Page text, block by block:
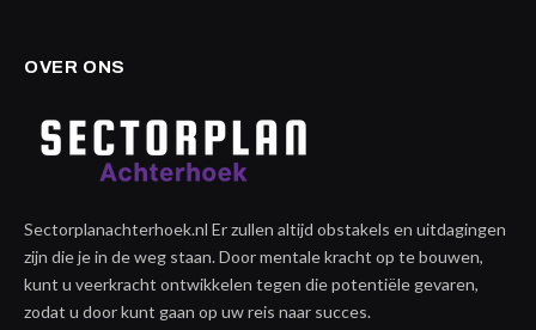
OVER ONS
Sectorplanachterhoek.nl Er zullen altijd obstakels en uitdagingen
zijn die je in de weg staan. Door mentale kracht op te bouwen,
kunt u veerkracht ontwikkelen tegen die potentiële gevaren,
zodat u door kunt gaan op uw reis naar succes.